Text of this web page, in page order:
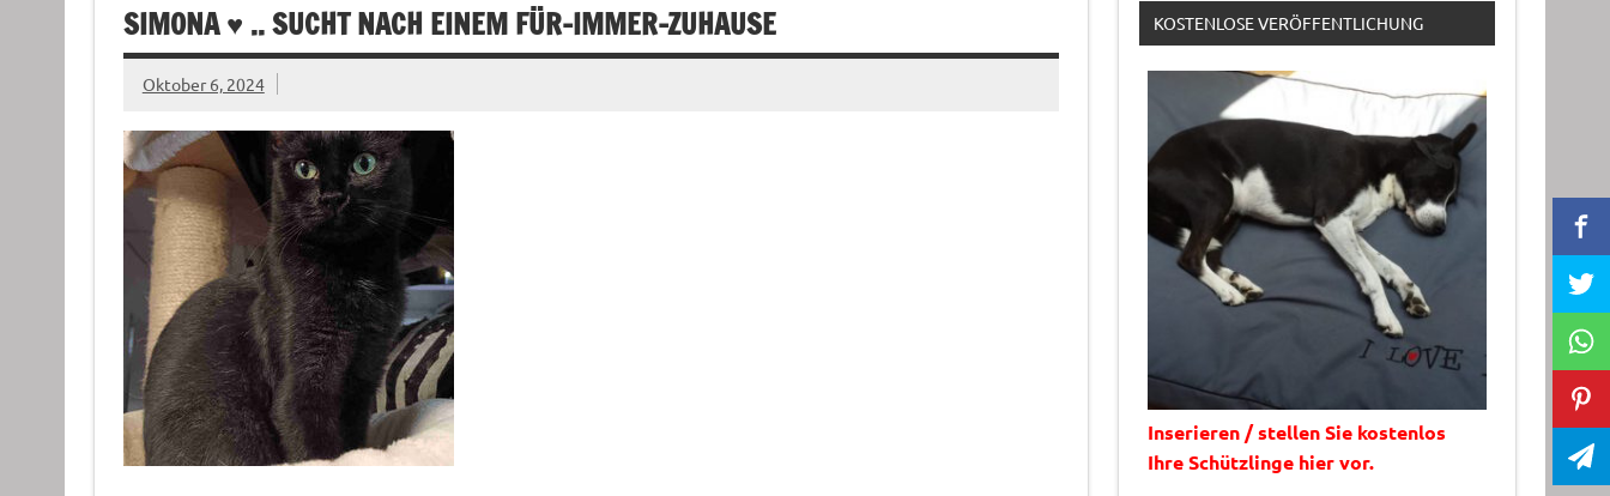
SIMONA ♥ .. SUCHT NACH EINEM FÜR-IMMER-ZUHAUSE
Oktober 6, 2024
KOSTENLOSE VERÖFFENTLICHUNG
Inserieren / stellen Sie kostenlos
Ihre Schützlinge hier vor.